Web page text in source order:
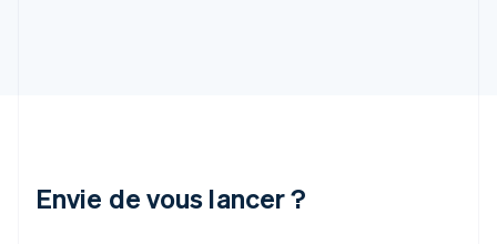
Envie de vous lancer ?
Japon